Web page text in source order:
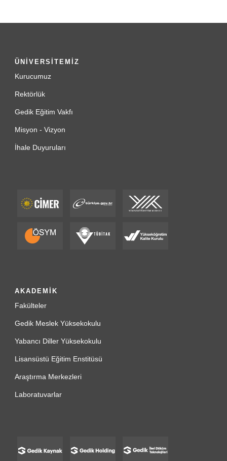
ÜNİVERSİTEMİZ
Kurucumuz
Rektörlük
Gedik Eğitim Vakfı
Misyon - Vizyon
İhale Duyuruları
AKADEMİK
Fakülteler
Gedik Meslek Yüksekokulu
Yabancı Diller Yüksekokulu
Lisansüstü Eğitim Enstitüsü
Araştırma Merkezleri
Laboratuvarlar